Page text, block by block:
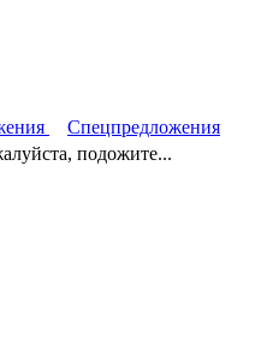
Спецпредложения
подожите...